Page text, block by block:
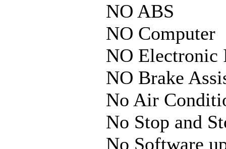
NO ABS
NO Computer
NO Electronic
NO Brake
No Air
No Stop and
No Software